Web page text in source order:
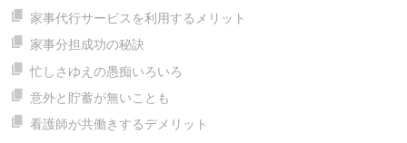
家事代行サービスを利用するメリット
家事分担成功の秘訣
忙しさゆえの愚痴いろいろ
意外と貯蓄が無いことも
看護師が共働きするデメリット